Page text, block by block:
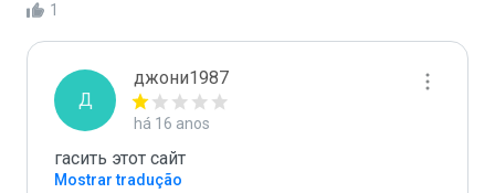
1
Д
джони1987
há 16 anos
гасить этот сайт
Mostrar tradução